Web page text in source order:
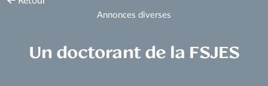
Annonces diverses
Un doctorant de la FSJES